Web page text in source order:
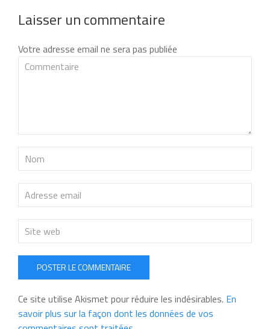
Laisser un commentaire
Votre adresse email ne sera pas publiée
POSTER LE COMMENTAIRE
Ce site utilise Akismet pour réduire les indésirables. En
savoir plus sur la façon dont les données de vos